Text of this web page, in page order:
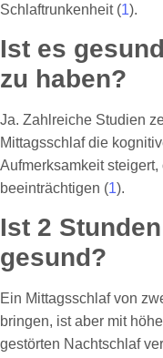
Schlaftrunkenheit (1).
Ist es
zu haben?
Ja. Zahlreiche Studien
Mittagsschlaf die
Aufmerksamkeit
beeinträchtigen (1).
Ist 2
gesund?
Ein Mittagsschlaf von
bringen, ist aber mit
gestörten Nachtschlaf